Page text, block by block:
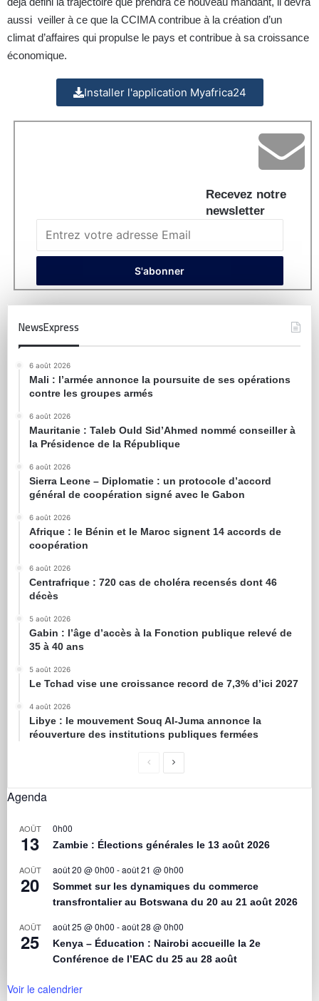
aussi veiller à ce que la CCIMA contribue à la création d’un
climat d’affaires qui propulse le pays et contribue à sa croissance
économique.
Installer l'application Myafrica24
Recevez notre
newsletter
NewsExpress
6 août 2026
Mali : l’armée annonce la poursuite de ses opérations
contre les groupes armés
6 août 2026
Mauritanie : Taleb Ould Sid’Ahmed nommé conseiller à
la Présidence de la République
6 août 2026
Sierra Leone – Diplomatie : un protocole d’accord
général de coopération signé avec le Gabon
6 août 2026
Afrique : le Bénin et le Maroc signent 14 accords de
coopération
6 août 2026
Centrafrique : 720 cas de choléra recensés dont 46
décès
5 août 2026
Gabin : l’âge d’accès à la Fonction publique relevé de
35 à 40 ans
5 août 2026
Le Tchad vise une croissance record de 7,3% d’ici 2027
4 août 2026
Libye : le mouvement Souq Al-Juma annonce la
réouverture des institutions publiques fermées
Agenda
AOÛT
13
0h00
Zambie : Élections générales le 13 août 2026
AOÛT
20
août 20 @ 0h00 -août 21 @ 0h00
Sommet sur les dynamiques du commerce
transfrontalier au Botswana du 20 au 21 août 2026
AOÛT
25
août 25 @ 0h00 -août 28 @ 0h00
Kenya – Éducation : Nairobi accueille la 2e
Conférence de l’EAC du 25 au 28 août
Voir le calendrier